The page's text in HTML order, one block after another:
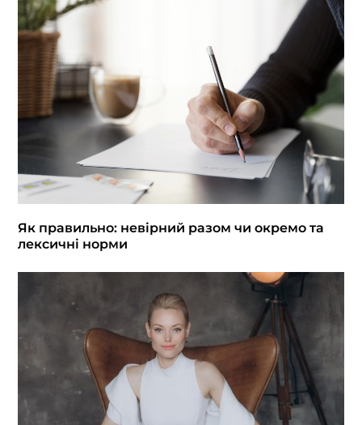
Як правильно: невірний разом чи окремо та
лексичні норми